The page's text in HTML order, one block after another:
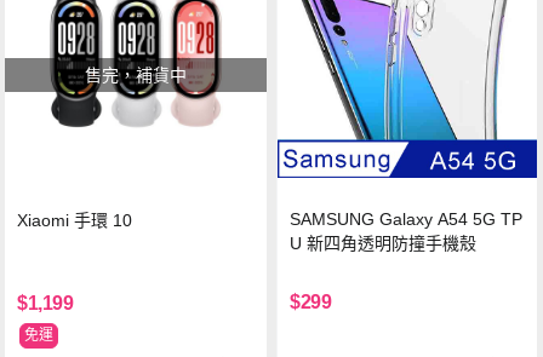
售完，補貨中
Xiaomi 手環 10
$1,199
免運
SAMSUNG Galaxy A54 5G TP
U 新四角透明防撞手機殼
$299